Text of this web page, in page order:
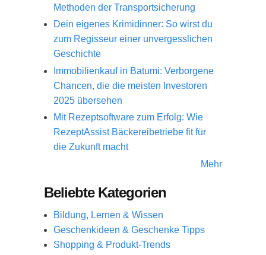
Methoden der Transportsicherung
Dein eigenes Krimidinner: So wirst du
zum Regisseur einer unvergesslichen
Geschichte
Immobilienkauf in Batumi: Verborgene
Chancen, die die meisten Investoren
2025 übersehen
Mit Rezeptsoftware zum Erfolg: Wie
RezeptAssist Bäckereibetriebe fit für
die Zukunft macht
Mehr
Beliebte Kategorien
Bildung, Lernen & Wissen
Geschenkideen & Geschenke Tipps
Shopping & Produkt-Trends